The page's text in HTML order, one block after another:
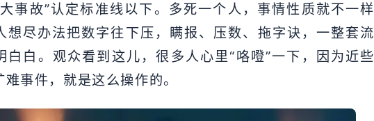
事故”认定标准线以下。多死一个人，事情性质就不一样
想尽办法把数字往下压，瞒报、压数、拖字诀，一整套流
白白。观众看到这儿，很多人心里“咯噔”一下，因为近些
事件，就是这么操作的。